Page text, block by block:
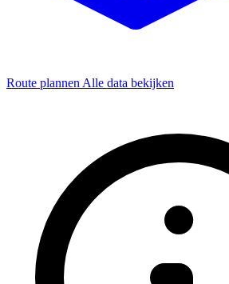
Route plannen Alle data bekijken